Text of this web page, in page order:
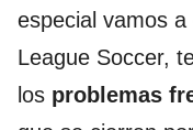
especial vamos
League Soccer,
los problemas